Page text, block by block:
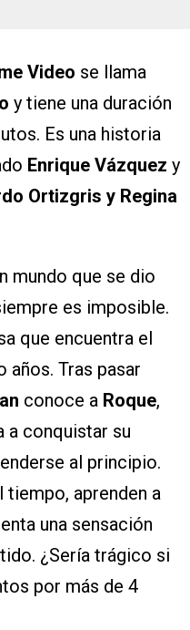
Video se llama
y tiene una duración
Es una historia
Enrique Vázquez y
Ortizgris y Regina
mundo que se dio
es imposible.
que encuentra el
Tras pasar
conoce a Roque,
a conquistar su
al principio.
tiempo, aprenden a
una sensación
¿Sería trágico si
por más de 4